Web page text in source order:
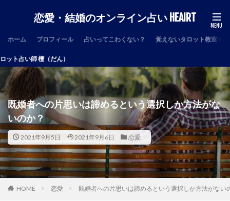
恋愛・結婚のオンライン占い HEAIRT
ホーム プロフィール 占いってこわくない？ 覚えないタロット教室
だん）
既婚者への片思いは諦めるという選択しか方法がな
いのか？
2021年9月5日 2021年9月6日 恋愛
HOME 恋愛 既婚者への片思いは諦めるという選択しか方法がない